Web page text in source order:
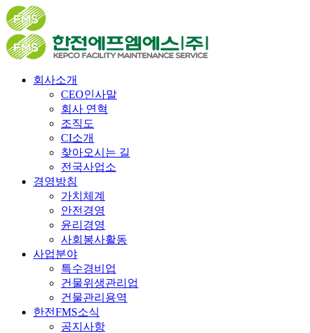
회사소개
CEO인사말
회사 연혁
조직도
CI소개
찾아오시는 길
전국사업소
경영방침
가치체계
안전경영
윤리경영
사회봉사활동
사업분야
특수경비업
건물위생관리업
건물관리용역
한전FMS소식
공지사항